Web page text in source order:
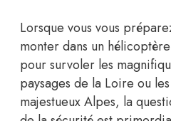
Lorsque vous vous
monter dans un hélicoptère
pour survoler les
paysages de la Loire ou les
majestueux Alpes, la